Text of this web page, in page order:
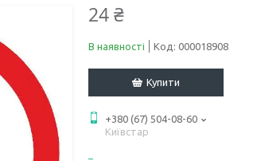
24 ₴
В наявності Код: 000018908
Купити
+380 (67) 504-08-60
Київстар